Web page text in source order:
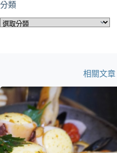
分類
分
相關文章